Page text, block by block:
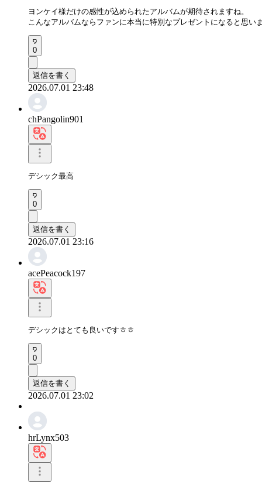
ヨンケイ様だけの感性が込められたアルバムが期待されますね。
こんなアルバムならファンに本当に特別なプレゼントになると思い
0
返信を書く
2026.07.01 23:48
chPangolin901
デシック最高
0
返信を書く
2026.07.01 23:16
acePeacock197
デシックはとても良いですㅎㅎ
0
返信を書く
2026.07.01 23:02
hrLynx503